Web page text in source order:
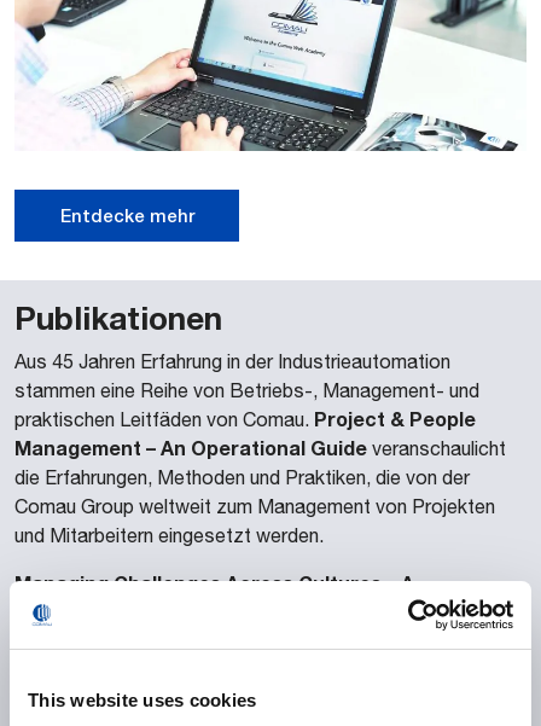
This website uses cookies
Entdecke mehr
Publikationen
Aus 45 Jahren Erfahrung in der Industrieautomation
stammen eine Reihe von Betriebs-, Management- und
praktischen Leitfäden von Comau. Project & People
Management – An Operational Guide veranschaulicht
die Erfahrungen, Methoden und Praktiken, die von der
Comau Group weltweit zum Management von Projekten
und Mitarbeitern eingesetzt werden.
Managing Challenges Across Cultures – A
Multicultural Project Team Toolbox
präsentiert die
mit TCO International durchgeführt wurde.